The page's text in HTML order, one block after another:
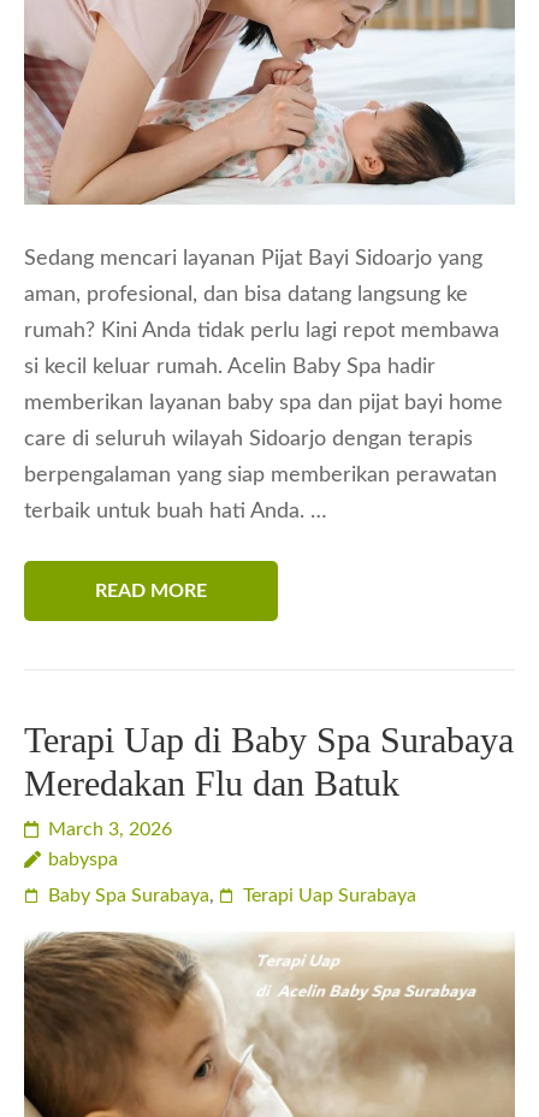
Sedang mencari layanan Pijat Bayi Sidoarjo yang
aman, profesional, dan bisa datang langsung ke
rumah? Kini Anda tidak perlu lagi repot membawa
si kecil keluar rumah. Acelin Baby Spa hadir
memberikan layanan baby spa dan pijat bayi home
care di seluruh wilayah Sidoarjo dengan terapis
berpengalaman yang siap memberikan perawatan
terbaik untuk buah hati Anda. …
READ MORE
Terapi Uap di Baby Spa Surabaya
Meredakan Flu dan Batuk
March 3, 2026
babyspa
Baby Spa Surabaya, Terapi Uap Surabaya